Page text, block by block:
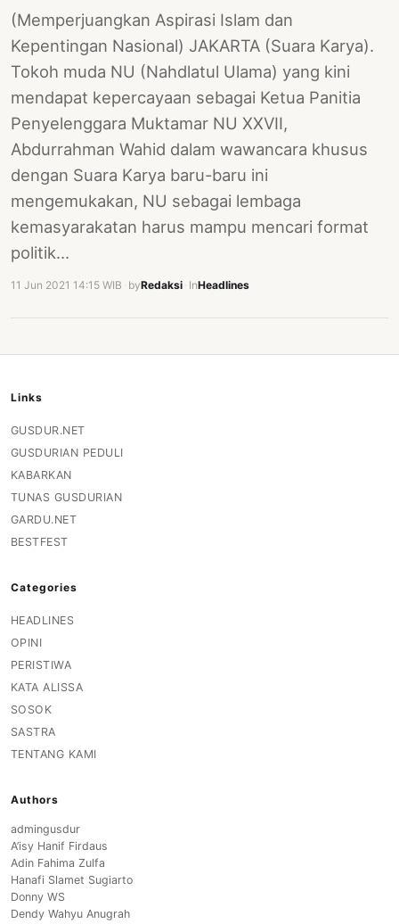
(Memperjuangkan Aspirasi Islam dan
Kepentingan Nasional) JAKARTA (Suara Karya).
Tokoh muda NU (Nahdlatul Ulama) yang kini
mendapat kepercayaan sebagai Ketua Panitia
Penyelenggara Muktamar NU XXVII,
Abdurrahman Wahid dalam wawancara khusus
dengan Suara Karya baru-baru ini
mengemukakan, NU sebagai lembaga
kemasyarakatan harus mampu mencari format
politik…
11 Jun 2021 14:15 WIB byRedaksi InHeadlines
Links
GUSDUR.NET
GUSDURIAN PEDULI
KABARKAN
TUNAS GUSDURIAN
GARDU.NET
BESTFEST
Categories
HEADLINES
OPINI
PERISTIWA
KATA ALISSA
SOSOK
SASTRA
TENTANG KAMI
Authors
admingusdur
A’isy Hanif Firdaus
Adin Fahima Zulfa
Hanafi Slamet Sugiarto
Donny WS
Dendy Wahyu Anugrah